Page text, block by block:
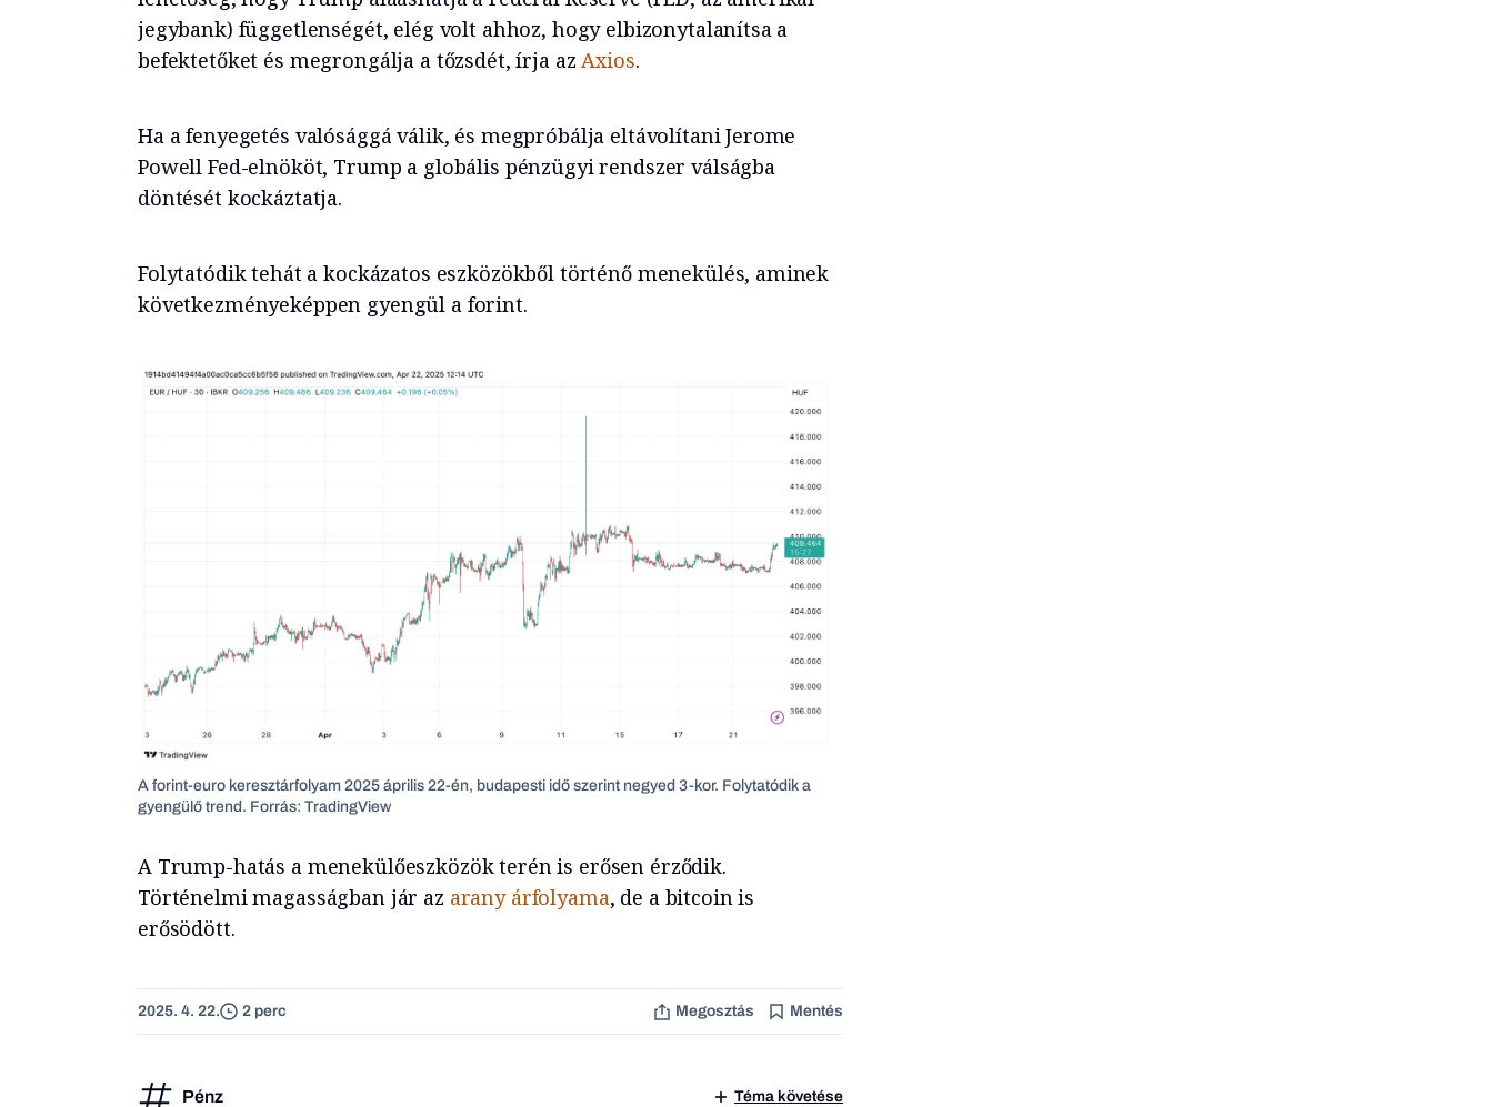
jegybank) függetlenségét, elég volt ahhoz, hogy elbizonytalanítsa a
befektetőket és megrongálja a tőzsdét, írja azAxios.
Ha a fenyegetés valósággá válik, és megpróbálja eltávolítani Jerome
Powell Fed-elnököt, Trump a globális pénzügyi rendszer válságba
döntését kockáztatja.
Folytatódik tehát a kockázatos eszközökből történő menekülés, aminek
következményeképpen gyengül a forint.
A forint-euro keresztárfolyam 2025 április 22-én, budapesti idő szerint negyed 3-kor. Folytatódik a
gyengülő trend. Forrás: TradingView
A Trump-hatás a menekülőeszközök terén is erősen érződik.
Történelmi magasságban jár az arany árfolyama, de a bitcoin is
erősödött.
2025. 4. 22. 2 perc Megosztás Mentés
Pénz Téma követése